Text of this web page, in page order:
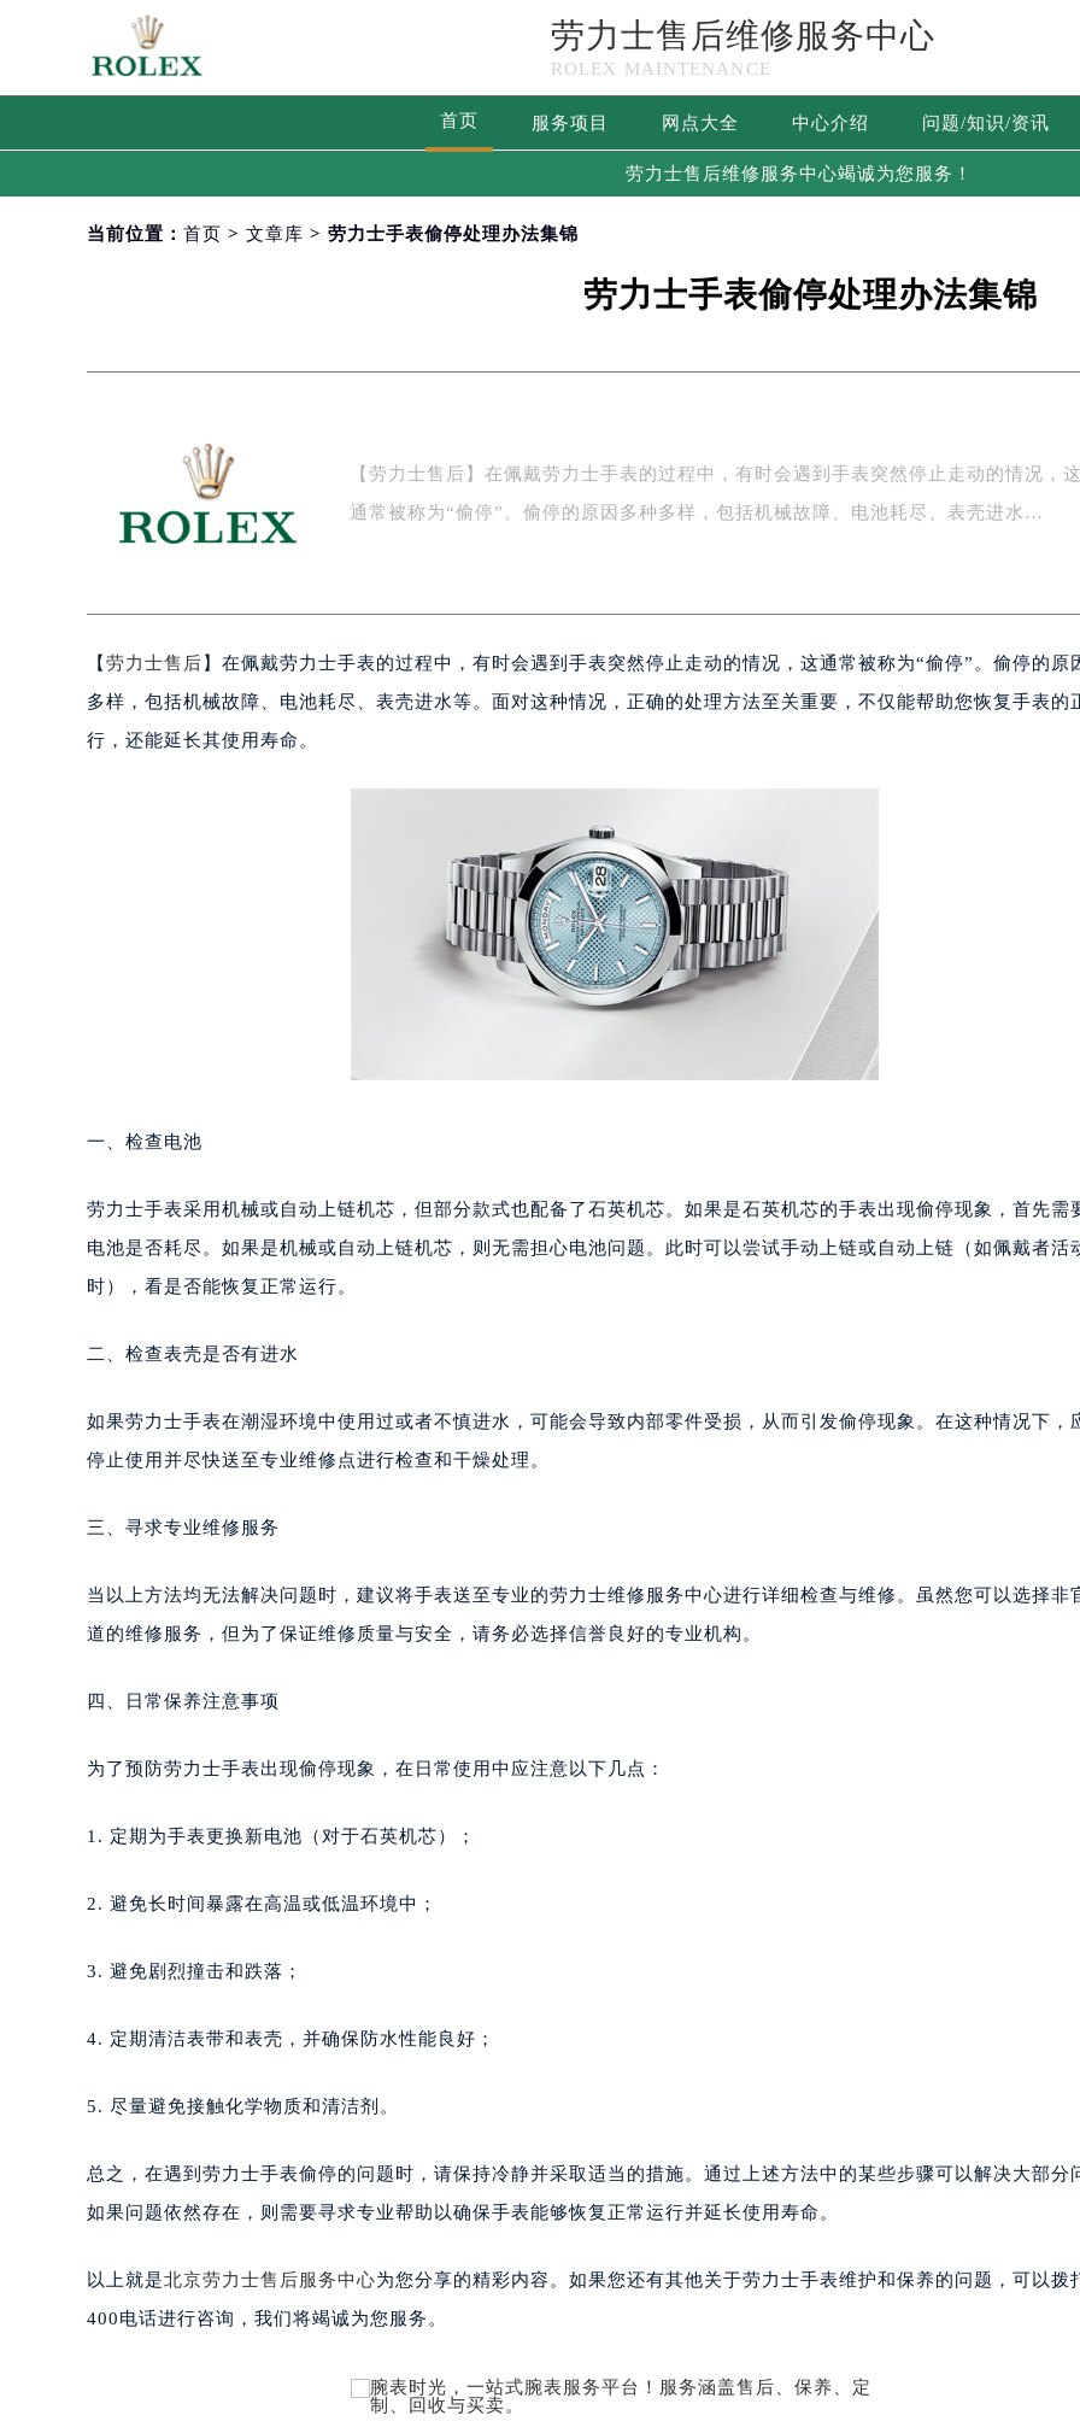
劳力士售后维修服务中心
ROLEX MAINTENANCE
首页 服务项目 网点大全 中心介绍 问题/知识/资讯
劳力士售后维修服务中心竭诚为您服务！
当前位置： 首页 > 文章库 > 劳力士手表偷停处理办法集锦
劳力士手表偷停处理办法集锦
【劳力士售后】在佩戴劳力士手表的过程中，有时会遇到手表突然停止走动的情况，
通常被称为“偷停”。偷停的原因多种多样，包括机械故障、电池耗尽、表壳进水…
【 劳力士售后 】在佩戴劳力士手表的过程中，有时会遇到手表突然停止走动的情况，这通常被称为“偷停”。偷停的原
多样，包括机械故障、电池耗尽、表壳进水等。面对这种情况，正确的处理方法至关重要，不仅能帮助您恢复手表的
行，还能延长其使用寿命。
一、检查电池
劳力士手表采用机械或自动上链机芯，但部分款式也配备了石英机芯。如果是石英机芯的手表出现偷停现象，首先需
电池是否耗尽。如果是机械或自动上链机芯，则无需担心电池问题。此时可以尝试手动上链或自动上链（如佩戴者活
时），看是否能恢复正常运行。
二、检查表壳是否有进水
如果劳力士手表在潮湿环境中使用过或者不慎进水，可能会导致内部零件受损，从而引发偷停现象。在这种情况下，
停止使用并尽快送至专业维修点进行检查和干燥处理。
三、寻求专业维修服务
当以上方法均无法解决问题时，建议将手表送至专业的劳力士维修服务中心进行详细检查与维修。虽然您可以选择非
道的维修服务，但为了保证维修质量与安全，请务必选择信誉良好的专业机构。
四、日常保养注意事项
为了预防劳力士手表出现偷停现象，在日常使用中应注意以下几点：
1. 定期为手表更换新电池（对于石英机芯）；
2. 避免长时间暴露在高温或低温环境中；
3. 避免剧烈撞击和跌落；
4. 定期清洁表带和表壳，并确保防水性能良好；
5. 尽量避免接触化学物质和清洁剂。
总之，在遇到劳力士手表偷停的问题时，请保持冷静并采取适当的措施。通过上述方法中的某些步骤可以解决大部分
如果问题依然存在，则需要寻求专业帮助以确保手表能够恢复正常运行并延长使用寿命。
以上就是北京劳力士售后服务中心为您分享的精彩内容。如果您还有其他关于劳力士手表维护和保养的问题，可以拨
400电话进行咨询，我们将竭诚为您服务。